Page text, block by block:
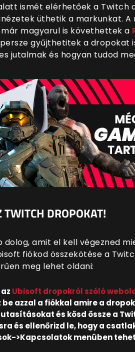
ismét elérhetőek a Twitch
üthetik a markunkat. A
magyarul is követhettek a
gyűjthetitek a dropokat
jutalmak és hogyan tudod
TWITCH DROPOKAT!
dolog, amit el kell végezned
fiókod összekötése a
meg lehet oldani:
Ubisoft dropokról szóló
be azzal a fiókkal amire a
utasításokat és kösd össze a
és ellenőrizd le, hogy a
>Kapcsolatok menüben